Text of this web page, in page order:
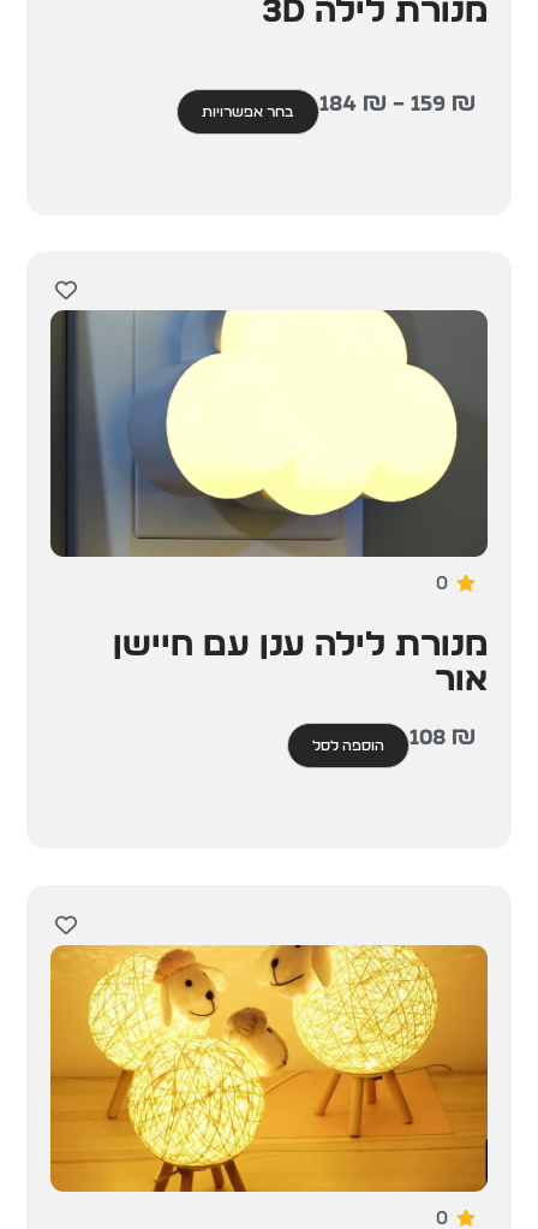
מנורת לילה 3D
159 ₪
–
184 ₪ בחר אפשרויות
0
מנורת לילה ענן עם חיישן
אור
108 ₪ הוספה לסל
0